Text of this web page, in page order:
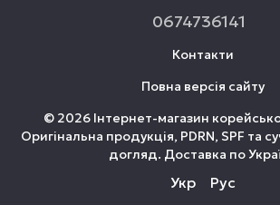
0674736141
Контакти
Повна версія сайту
© 2026 Інтернет-магазин
Оригінальна продукція, PDRN, SPF та
догляд. Доставка по
Укр Рус